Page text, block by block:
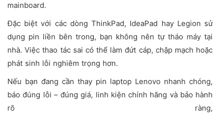
mainboard.
Đặc biệt với các dòng ThinkPad, IdeaPad hay Legion sử
dụng pin liền bên trong, bạn không nên tự tháo máy tại
nhà. Việc thao tác sai có thể làm đứt cáp, chập mạch hoặc
phát sinh lỗi nghiêm trọng hơn.
Nếu bạn đang cần thay pin laptop Lenovo nhanh chóng,
báo đúng lỗi – đúng giá, linh kiện chính hãng và bảo hành
rõ ràng,